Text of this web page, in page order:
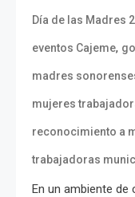
Día de las Madres
eventos Cajeme,
madres
mujeres
reconocimiento a
trabajadoras
En un ambiente de